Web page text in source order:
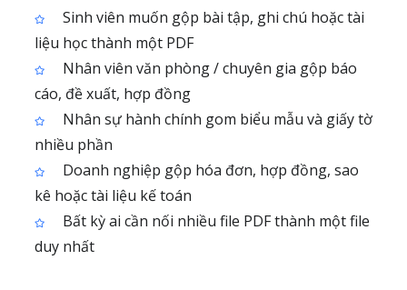
Sinh viên muốn gộp bài tập, ghi chú hoặc tài
liệu học thành một PDF
Nhân viên văn phòng / chuyên gia gộp báo
cáo, đề xuất, hợp đồng
Nhân sự hành chính gom biểu mẫu và giấy tờ
nhiều phần
Doanh nghiệp gộp hóa đơn, hợp đồng, sao
kê hoặc tài liệu kế toán
Bất kỳ ai cần nối nhiều file PDF thành một file
duy nhất